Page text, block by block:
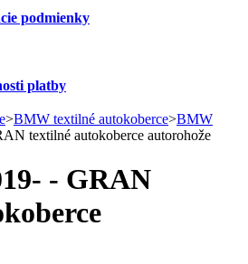
podmienky
platby
>BMW textilné autokoberce>BMW
textilné autokoberce autorohože
- GRAN